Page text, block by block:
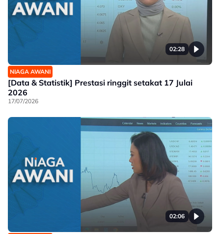
02:28
NIAGA AWANI
[Data & Statistik] Prestasi ringgit setakat 17 Julai
2026
17/07/2026
02:06